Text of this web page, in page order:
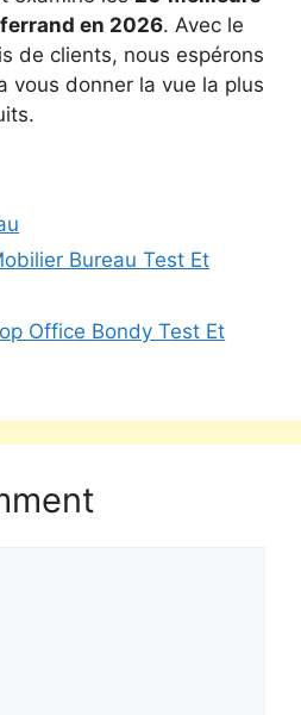
en 2026. Avec le
de clients, nous espérons
vous donner la vue la plus
Bureau Test Et
Office Bondy Test Et